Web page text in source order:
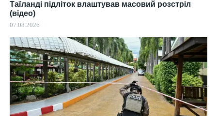
Таїланді підліток влаштував масовий розстріл
(відео)
07.08.2026